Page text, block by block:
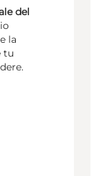
del
la
tu